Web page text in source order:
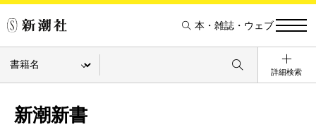
本・雑誌・ウェブ
詳細検索
新潮新書